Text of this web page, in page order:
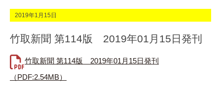
2019年1月15日
竹取新聞 第114版 2019年01月15日発刊
竹取新聞 第114版 2019年01月15日発刊
（PDF:2.54MB）